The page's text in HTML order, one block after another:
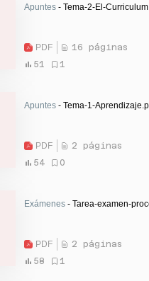
Apuntes - Tema-2-El-
PDF
16 páginas
51
1
Apuntes - Tema-1-
PDF
2 páginas
54
0
Exámenes - Tarea-examen-
PDF
2 páginas
58
1